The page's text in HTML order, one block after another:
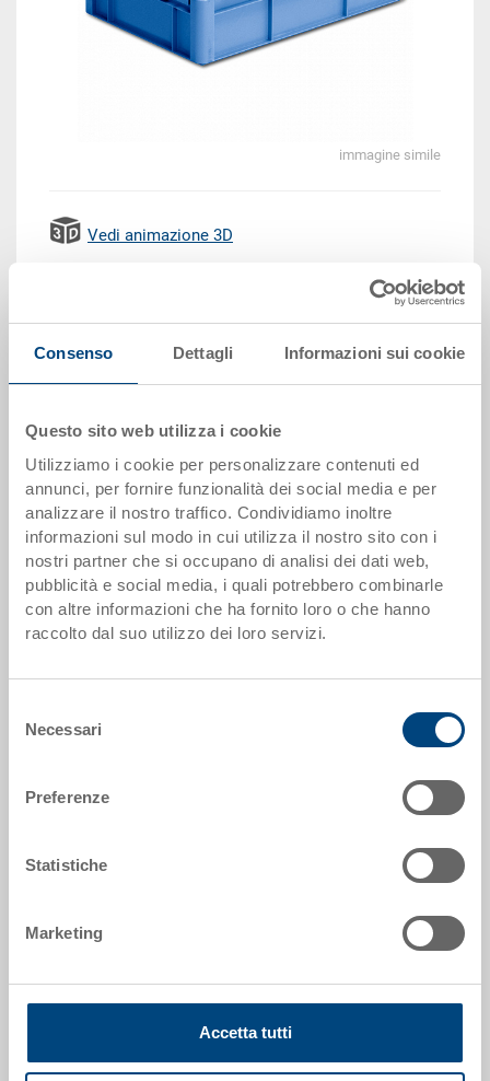
Consenso Dettagli Informazioni sui cookie
Questo sito web utilizza i cookie
Utilizziamo i cookie per personalizzare contenuti ed
annunci, per fornire funzionalità dei social media e per
analizzare il nostro traffico. Condividiamo inoltre
informazioni sul modo in cui utilizza il nostro sito con i
nostri partner che si occupano di analisi dei dati web,
pubblicità e social media, i quali potrebbero combinarle
con altre informazioni che ha fornito loro o che hanno
raccolto dal suo utilizzo dei loro servizi.
delNecessari
Preferenze
Statistiche
Marketing
Accetta tutti
immagine simile
Vedi animazione 3D
offerta
Scaglioni quantità Prezzo
da 1000 pezzi EUR 17,48
Scaglionamento per quantità secondo le unità di imballo.
Dati articolo
RAL 5012 |